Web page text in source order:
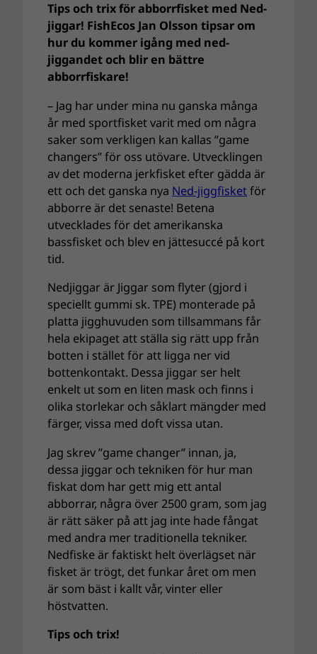
Tips och trix för abborrfisket med Ned-
jiggar! FishEcos Jan Olsson tipsar om
hur du kommer igång med ned-
jiggandet och blir en bättre
abborrfiskare!
– Jag har under mina nu ganska många
år med sportfisket varit med om några
saker som verkligen kan kallas ”game
changers” för oss utövare. Utvecklingen
av det moderna jerkfisket efter gädda är
ett och det ganska nya Ned-jiggfisketför
abborre är det senaste! Betena
utvecklades för det amerikanska
bassfisket och blev en jättesuccé på kort
tid.
Nedjiggar är Jiggar som flyter (gjord i
speciellt gummi sk. TPE) monterade på
platta jigghuvuden som tillsammans får
hela ekipaget att ställa sig rätt upp från
botten i stället för att ligga ner vid
bottenkontakt. Dessa jiggar ser helt
enkelt ut som en liten mask och finns i
olika storlekar och såklart mängder med
färger, vissa med doft vissa utan.
Jag skrev ”game changer” innan, ja,
dessa jiggar och tekniken för hur man
fiskat dom har gett mig ett antal
abborrar, några över 2500 gram, som jag
är rätt säker på att jag inte hade fångat
med andra mer traditionella tekniker.
Nedfiske är faktiskt helt överlägset när
fisket är trögt, det funkar året om men
är som bäst i kallt vår, vinter eller
höstvatten.
Tips och trix!